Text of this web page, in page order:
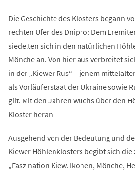
Die Geschichte des Klosters begann
rechten Ufer des Dnipro: Dem
siedelten sich in den natürlichen
Mönche an. Von hier aus verbreitet
in der „Kiewer Rus“ – jenem
als Vorläuferstaat der Ukraine sowie
gilt. Mit den Jahren wuchs über den
Kloster heran.
Ausgehend von der Bedeutung und
Kiewer Höhlenklosters begibt sich
„Faszination Kiew. Ikonen, Mönche,